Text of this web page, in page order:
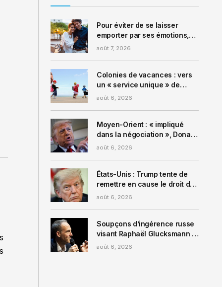
Pour éviter de se laisser
emporter par ses émotions,
ce psychologue vous
tout changer dans votre
relation de couple
août 7, 2026
Colonies de vacances : vers
un « service unique » de
vérification des antécédents
août 6, 2026
Moyen-Orient : « impliqué
dans la négociation », Donald
Trump assure que le détroit
août 6, 2026
États-Unis : Trump tente de
remettre en cause le droit du
sol avec un décret censé
août 6, 2026
Soupçons d’ingérence russe
visant Raphaël Glucksmann :
le parquet de Paris ouvre une
août 6, 2026